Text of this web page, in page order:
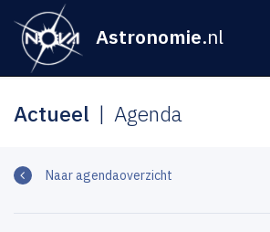
Astronomie.nl
Actueel Agenda
Naar agendaoverzicht